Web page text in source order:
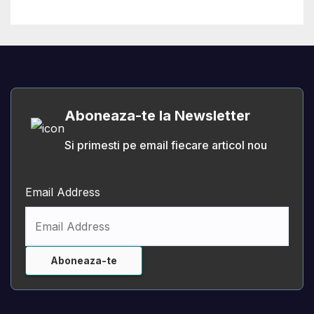
Aboneaza-te la Newsletter
Si primesti pe email fiecare articol nou
Email Address